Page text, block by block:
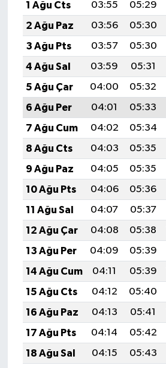
1 Ağu Cts
03:55 05:29
2 Ağu Paz
03:56 05:30
3 Ağu Pts
03:57 05:30
4 Ağu Sal
03:59 05:31
5 Ağu Çar
04:00 05:32
6 Ağu Per
04:01 05:33
7 Ağu Cum
04:02 05:34
8 Ağu Cts
04:03 05:35
9 Ağu Paz
04:05 05:35
10 Ağu Pts
04:06 05:36
11 Ağu Sal
04:07 05:37
12 Ağu Çar
04:08 05:38
13 Ağu Per
04:09 05:39
14 Ağu Cum
04:11 05:39
15 Ağu Cts
04:12 05:40
16 Ağu Paz
04:13 05:41
17 Ağu Pts
04:14 05:42
18 Ağu Sal
04:15 05:43